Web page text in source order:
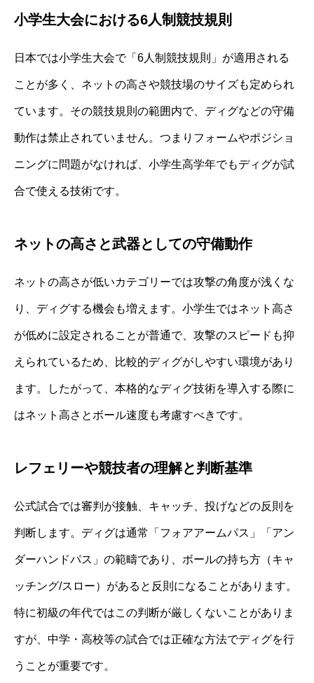
小学生大会における6人制競技規則
日本では小学生大会で「6人制競技規則」が適用される
ことが多く、ネットの高さや競技場のサイズも定められ
ています。その競技規則の範囲内で、ディグなどの守備
動作は禁止されていません。つまりフォームやポジショ
ニングに問題がなければ、小学生高学年でもディグが試
合で使える技術です。
ネットの高さと武器としての守備動作
ネットの高さが低いカテゴリーでは攻撃の角度が浅くな
り、ディグする機会も増えます。小学生ではネット高さ
が低めに設定されることが普通で、攻撃のスピードも抑
えられているため、比較的ディグがしやすい環境があり
ます。したがって、本格的なディグ技術を導入する際に
はネット高さとボール速度も考慮すべきです。
レフェリーや競技者の理解と判断基準
公式試合では審判が接触、キャッチ、投げなどの反則を
判断します。ディグは通常「フォアアームパス」「アン
ダーハンドパス」の範疇であり、ボールの持ち方（キャ
ッチング/スロー）があると反則になることがあります。
特に初級の年代ではこの判断が厳しくないことがありま
すが、中学・高校等の試合では正確な方法でディグを行
うことが重要です。